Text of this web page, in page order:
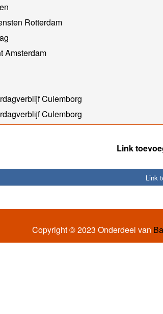
Rotterdam
Amsterdam
Culemborg
Culemborg
Link
Link
Copyright © 2023 Onderdeel van